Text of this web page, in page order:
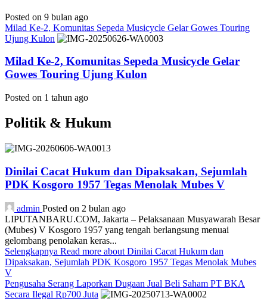
Posted on 9 bulan ago
Milad Ke-2, Komunitas Sepeda Musicycle Gelar Gowes Touring
Ujung Kulon
Milad Ke-2, Komunitas Sepeda Musicycle Gelar
Gowes Touring Ujung Kulon
Posted on 1 tahun ago
Politik & Hukum
Dinilai Cacat Hukum dan Dipaksakan, Sejumlah
PDK Kosgoro 1957 Tegas Menolak Mubes V
admin Posted on 2 bulan ago
LIPUTANBARU.COM, Jakarta – Pelaksanaan Musyawarah Besar
(Mubes) V Kosgoro 1957 yang tengah berlangsung menuai
gelombang penolakan keras...
Selengkapnya Read more about Dinilai Cacat Hukum dan
Dipaksakan, Sejumlah PDK Kosgoro 1957 Tegas Menolak Mubes
V
Pengusaha Serang Laporkan Dugaan Jual Beli Saham PT BKA
Secara Ilegal Rp700 Juta